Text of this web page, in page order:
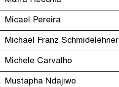
Micael Pereira
Michael Franz Schmidelehner
Michele Carvalho
Mustapha Ndajiwo